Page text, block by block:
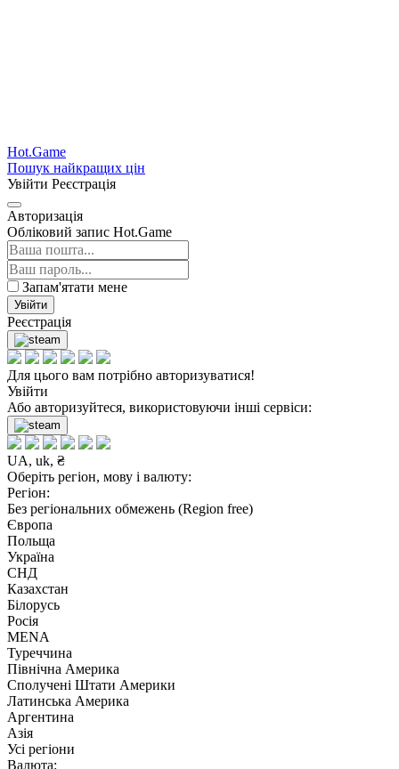
Hot.Game
Пошук найкращих цін
Увійти Реєстрація
Авторизація
Обліковий запис Hot.Game
Запам'ятати мене
Увійти
Реєстрація
Для цього вам потрібно авторизуватися!
Увійти
Або авторизуйтеся, використовуючи інші сервіси:
UA, uk, ₴
Оберіть регіон, мову і валюту:
Регіон:
Без регіональних обмежень (Region free)
Європа
Польща
Україна
СНД
Казахстан
Білорусь
Росія
MENA
Туреччина
Північна Америка
Сполучені Штати Америки
Латинська Америка
Аргентина
Азія
Усі регіони
Валюта: